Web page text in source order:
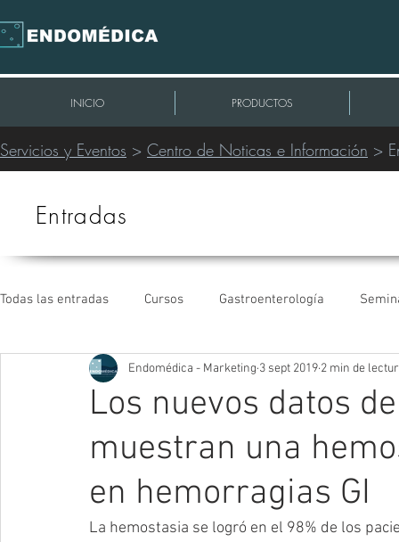
INICIO PRODUCTOS
Servicios y Eventos > Centro de Noticas e Información >
Entradas
Todas las entradas Cursos Gastroenterología
Intervencionismo Periférico Extracción de Cables
Videos Radiología Intervencionista
Hemodinamia
Los nuevos datos
muestran una
en hemorragias GI
Endomédica - Marketing 3 sept 2019 2 min de
La hemostasia se logró en el 98% de los